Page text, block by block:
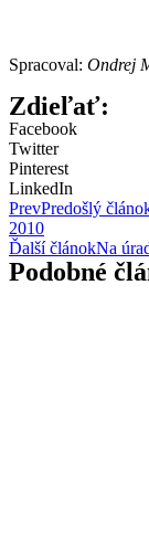
Spracoval: Ondrej
Zdieľať:
Facebook
Twitter
Pinterest
LinkedIn
PrevPredošlý
2010
Ďalší článokNa
Podobné